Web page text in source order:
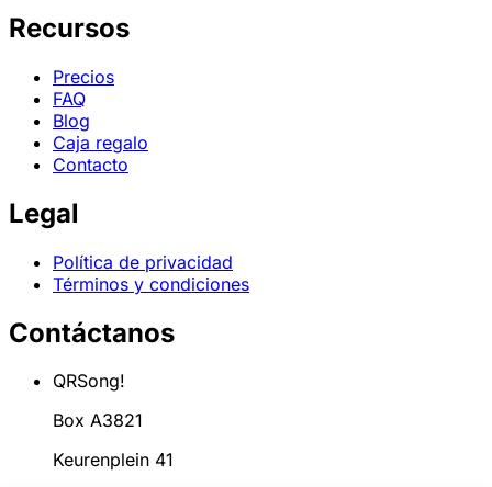
Recursos
Precios
FAQ
Blog
Caja regalo
Contacto
Legal
Política de privacidad
Términos y condiciones
Contáctanos
QRSong!
Box A3821
Keurenplein 41